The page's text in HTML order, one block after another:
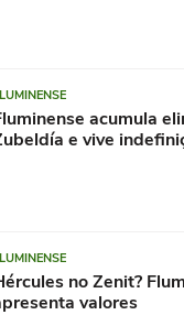
acumula
e vive
no Zenit?
valores